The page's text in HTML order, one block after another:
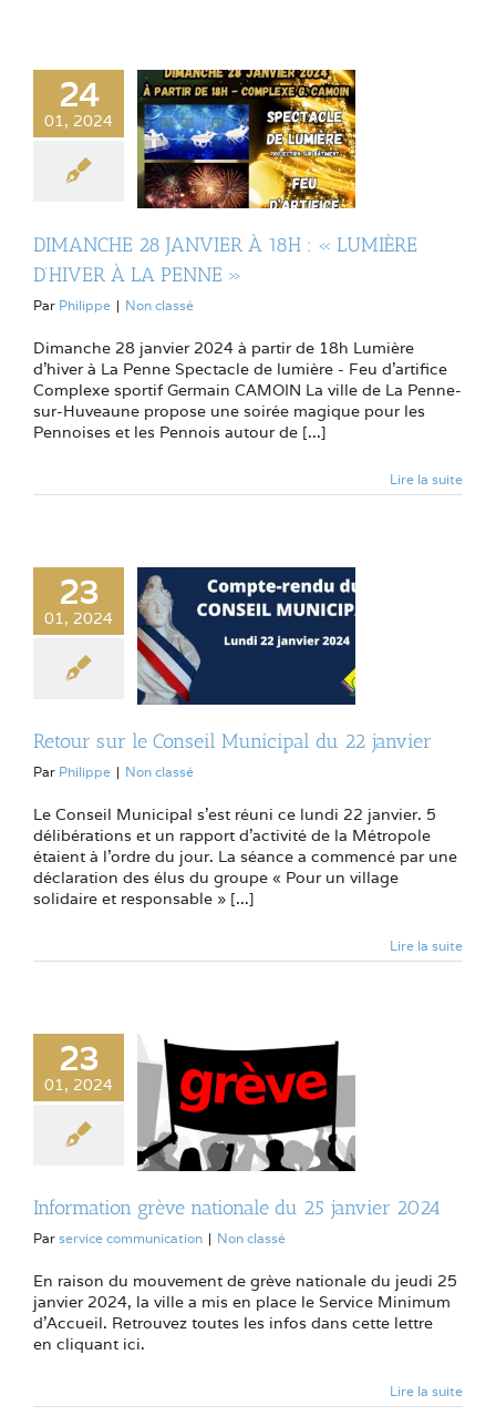
24
01, 2024
DIMANCHE 28 JANVIER À 18H : « LUMIÈRE
D’HIVER À LA PENNE »
Par Philippe | Non classé
Dimanche 28 janvier 2024 à partir de 18h Lumière
d'hiver à La Penne Spectacle de lumière - Feu d'artifice
Complexe sportif Germain CAMOIN La ville de La Penne-
sur-Huveaune propose une soirée magique pour les
Pennoises et les Pennois autour de [...]
Lire la suite
23
01, 2024
Retour sur le Conseil Municipal du 22 janvier
Par Philippe | Non classé
Le Conseil Municipal s’est réuni ce lundi 22 janvier. 5
délibérations et un rapport d’activité de la Métropole
étaient à l’ordre du jour. La séance a commencé par une
déclaration des élus du groupe « Pour un village
solidaire et responsable » [...]
Lire la suite
23
01, 2024
Information grève nationale du 25 janvier 2024
Par service communication | Non classé
En raison du mouvement de grève nationale du jeudi 25
janvier 2024, la ville a mis en place le Service Minimum
d'Accueil. Retrouvez toutes les infos dans cette lettre
en cliquant ici.
Lire la suite